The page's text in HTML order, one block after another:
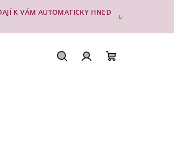
K VÁM AUTOMATICKY HNED